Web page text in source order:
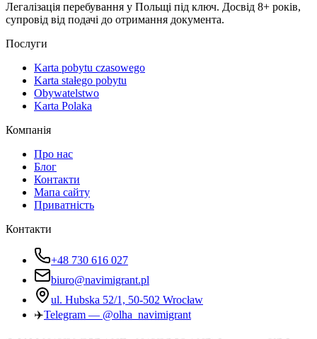
Легалізація перебування у Польщі під ключ. Досвід 8+ років,
супровід від подачі до отримання документа.
Послуги
Karta pobytu czasowego
Karta stałego pobytu
Obywatelstwo
Karta Polaka
Компанія
Про нас
Блог
Контакти
Мапа сайту
Приватність
Контакти
+48 730 616 027
biuro@navimigrant.pl
ul. Hubska 52/1, 50-502 Wrocław
✈️Telegram — @olha_navimigrant